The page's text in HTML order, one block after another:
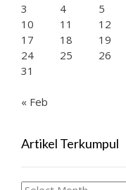
3
4 5
10
11 12
17
18 19
24
25 26
31
« Feb
Artikel Terkumpul